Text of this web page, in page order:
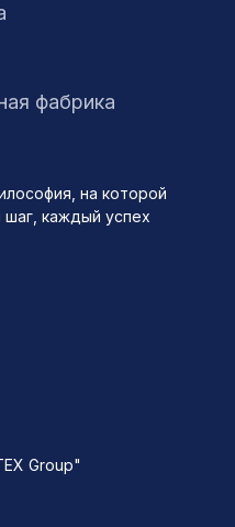
фабрика
на которой
каждый успех
Group"